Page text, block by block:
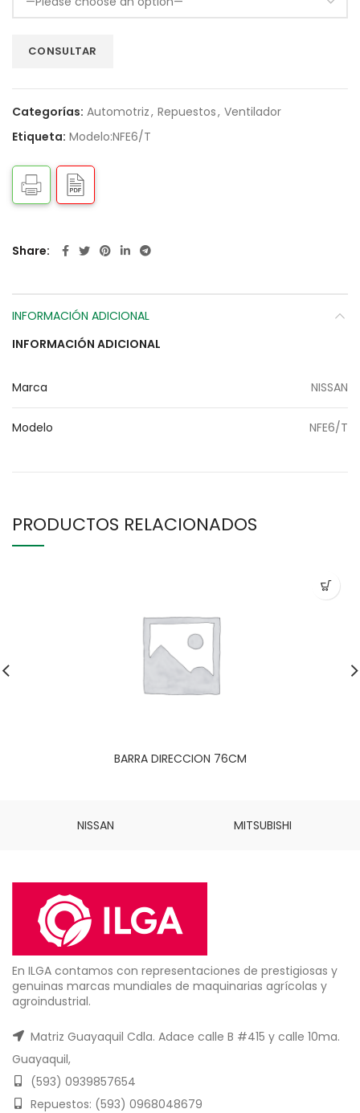
Categorías: Automotriz, Repuestos, Ventilador
Etiqueta: Modelo:NFE6/T
Share
INFORMACIÓN ADICIONAL
INFORMACIÓN ADICIONAL
Marca NISSAN
Modelo NFE6/T
PRODUCTOS RELACIONADOS
BARRA DIRECCION 76CM
NISSAN MITSUBISHI
En ILGA contamos con representaciones de prestigiosas y
genuinas marcas mundiales de maquinarias agrícolas y
agroindustrial.
Matriz Guayaquil Cdla. Adace calle B #415 y calle 10ma.
Guayaquil,
(593) 0939857654
Repuestos: (593) 0968048679